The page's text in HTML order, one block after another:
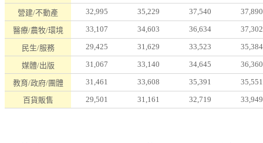
營建/不動產 32,995 35,229 37,540 37,890
醫療/農牧/環境 33,107 34,603 36,634 37,302
民生/服務 29,425 31,629 33,523 35,384
媒體/出版 31,067 33,140 34,645 36,360
教育/政府/團體 31,461 33,608 35,391 35,551
百貨販售 29,501 31,161 32,719 33,949